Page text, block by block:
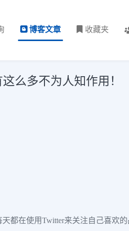
博客文章 收藏夹
么多不为人知作用！
都在使用Twitter来关注自己喜欢